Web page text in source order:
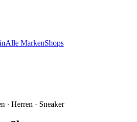
Alle MarkenShops
· Herren · Sneaker